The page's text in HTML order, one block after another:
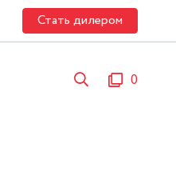
Стать дилером
0